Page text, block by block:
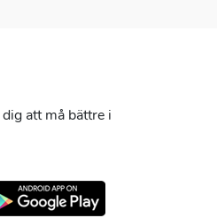
att må bättre i